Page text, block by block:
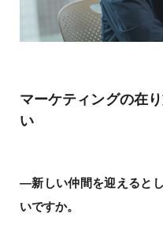
マーケティングの在
い
―新しい仲間を迎えると
いですか。